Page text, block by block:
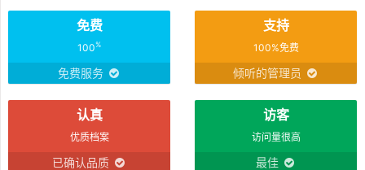
免费
100%
免费服务
支持
100%免费
倾听的管理员
认真
优质档案
已确认品质
访客
访问量很高
最佳